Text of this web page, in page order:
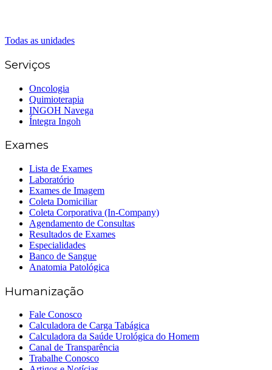
Todas as unidades
Serviços
Oncologia
Quimioterapia
INGOH Navega
Íntegra Ingoh
Exames
Lista de Exames
Laboratório
Exames de Imagem
Coleta Domiciliar
Coleta Corporativa (In-Company)
Agendamento de Consultas
Resultados de Exames
Especialidades
Banco de Sangue
Anatomia Patológica
Humanização
Fale Conosco
Calculadora de Carga Tabágica
Calculadora da Saúde Urológica do Homem
Canal de Transparência
Trabalhe Conosco